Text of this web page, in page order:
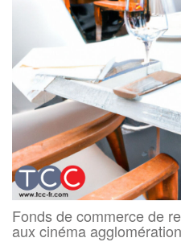
Fonds de commerce de
aux cinéma